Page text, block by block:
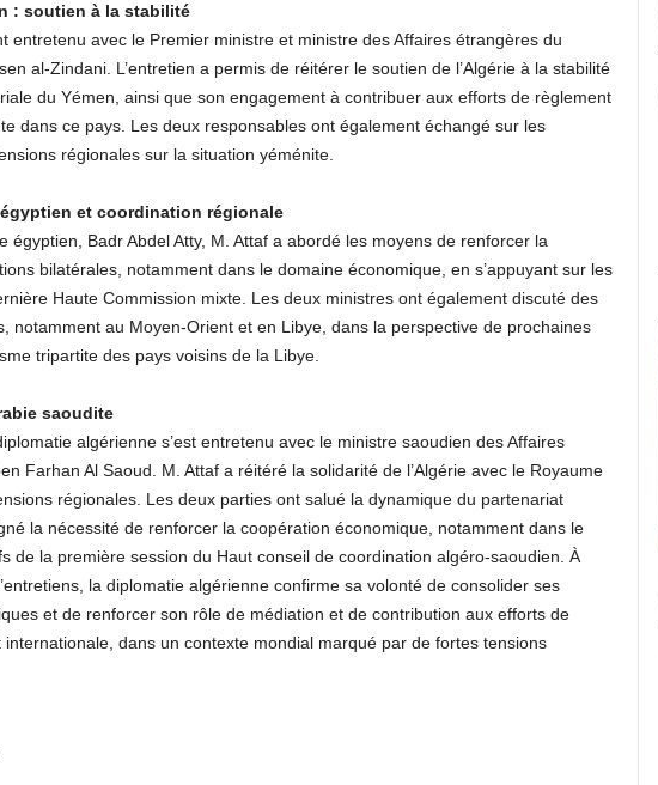
: soutien à la stabilité
entretenu avec le Premier ministre et ministre des Affaires étrangères du
al-Zindani. L’entretien a permis de réitérer le soutien de l’Algérie à la stabilité
du Yémen, ainsi que son engagement à contribuer aux efforts de règlement
dans ce pays. Les deux responsables ont également échangé sur les
régionales sur la situation yéménite.
et coordination régionale
égyptien, Badr Abdel Atty, M. Attaf a abordé les moyens de renforcer la
bilatérales, notamment dans le domaine économique, en s’appuyant sur les
Haute Commission mixte. Les deux ministres ont également discuté des
notamment au Moyen-Orient et en Libye, dans la perspective de prochaines
tripartite des pays voisins de la Libye.
saoudite
algérienne s’est entretenu avec le ministre saoudien des Affaires
Farhan Al Saoud. M. Attaf a réitéré la solidarité de l’Algérie avec le Royaume
régionales. Les deux parties ont salué la dynamique du partenariat
la nécessité de renforcer la coopération économique, notamment dans le
de la première session du Haut conseil de coordination algéro-saoudien. À
la diplomatie algérienne confirme sa volonté de consolider ses
et de renforcer son rôle de médiation et de contribution aux efforts de
dans un contexte mondial marqué par de fortes tensions